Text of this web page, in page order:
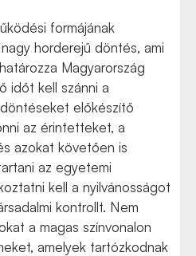
formájának
horderejű döntés, ami
Magyarország
időt kell szánni a
előkészítő
az érintetteket, a
azokat követően is
az egyetemi
kell a nyilvánosságot
kontrollt. Nem
a magas színvonalon
amelyek tartózkodnak